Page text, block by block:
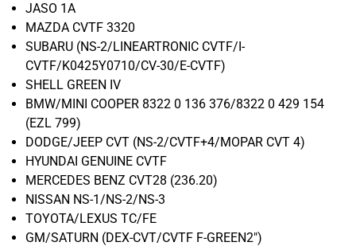
JASO 1A
MAZDA CVTF 3320
SUBARU (NS-2/LINEARTRONIC CVTF/I-
CVTF/K0425Y0710/CV-30/E-CVTF)
SHELL GREEN IV
BMW/MINI COOPER 8322 0 136 376/8322 0 429 154
(EZL 799)
DODGE/JEEP CVT (NS-2/CVTF+4/MOPAR CVT 4)
HYUNDAI GENUINE CVTF
MERCEDES BENZ CVT28 (236.20)
NISSAN NS-1/NS-2/NS-3
TOYOTA/LEXUS TC/FE
GM/SATURN (DEX-CVT/CVTF F-GREEN2")